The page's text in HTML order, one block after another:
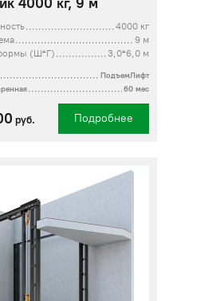
4000 кг
9 м
(Ш*Г)
3,0*6,0 м
ПодъемЛифт
60 мес
руб. Подробнее